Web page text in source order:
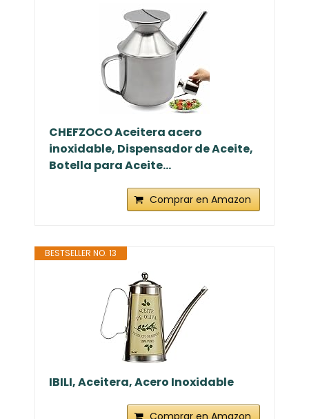
CHEFZOCO Aceitera acero
inoxidable, Dispensador de Aceite,
Botella para Aceite...
Comprar en Amazon
BESTSELLER NO. 13
IBILI, Aceitera, Acero Inoxidable
Comprar en Amazon